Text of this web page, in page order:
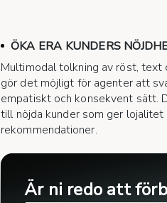
ÖKA ERA KUNDERS
Multimodal tolkning av röst, text
gör det möjligt för agenter att
empatiskt och konsekvent sätt.
till nöjda kunder som ger lojalitet
rekommendationer.
Är ni redo att